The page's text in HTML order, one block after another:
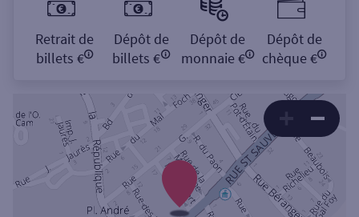
Retrait de
billets €
Dépôt de
billets €
Dépôt de
monnaie €
Dépôt de
chèque €